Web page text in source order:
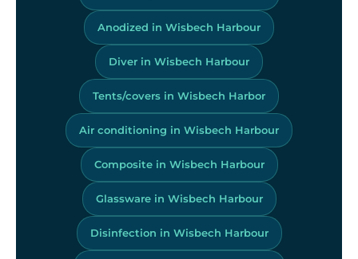
Anodized in Wisbech Harbour
Diver in Wisbech Harbour
Tents/covers in Wisbech Harbor
Air conditioning in Wisbech Harbour
Composite in Wisbech Harbour
Glassware in Wisbech Harbour
Disinfection in Wisbech Harbour